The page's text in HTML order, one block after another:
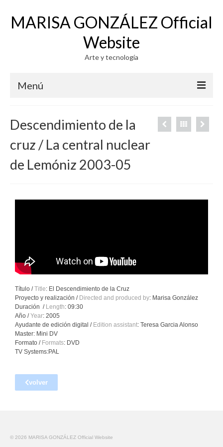
MARISA GONZÁLEZ Official
Website
Arte y tecnología
Menú
PHOTOGRAPHY
FAX ART
NET ART
EXHIBITIONS
ABOUT ME
BIO
BIBLIOGRAPHY
Descendimiento de la
cruz / La central nuclear
de Lemóniz 2003-05
Título /Title: El Descendimiento de la Cruz
Proyecto y realización / Directed and produced by: Marisa González
Duración / Length: 09:30
Año /Year: 2005
Ayudante de edición digital / Edition assistant: Teresa Garcia Alonso
Master: Mini DV
Formato /Formats: DVD
TV Systems:PAL
volver
© 2026 MARISA GONZÁLEZ Official Website